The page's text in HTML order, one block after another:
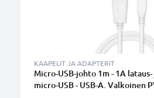
KAAPELIT JA ADAPTERIT
Micro-USB-johto 1m - 1A
micro-USB - USB-A. Valkoinen